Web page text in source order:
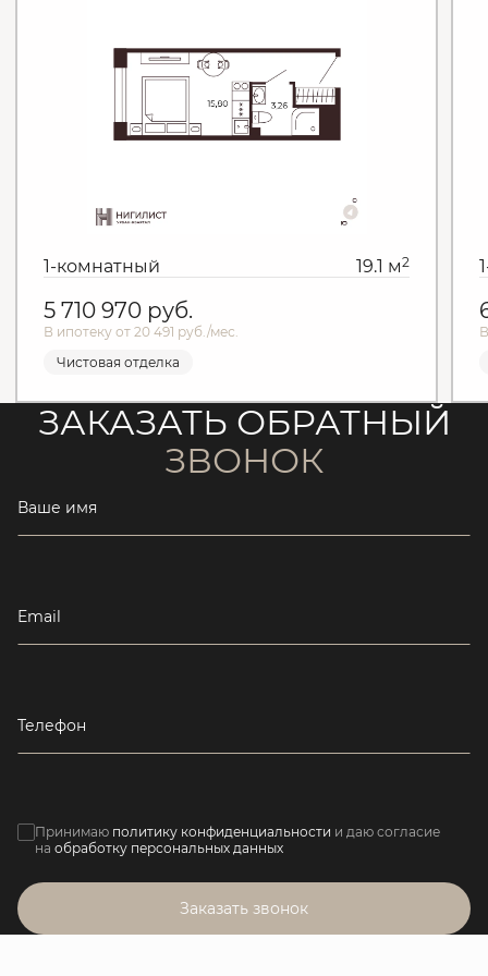
1-комнатный 19.1 м2
5 710 970 руб.
В ипотеку от 20 491 руб./мес.
Чистовая отделка
ЗАКАЗАТЬ ОБРАТНЫЙ
ЗВОНОК
Ваше имя
Email
Телефон
Принимаю политику конфиденциальности и даю согласие
на обработку персональных данных
Заказать звонок